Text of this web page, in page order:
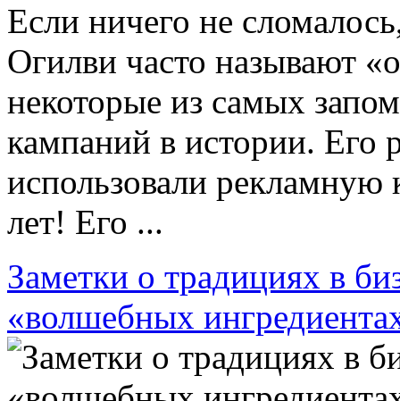
Если ничего не
Огилви часто называют
некоторые из самых
кампаний в истории. Его
использовали
лет! Его ...
Заметки о традициях в
«волшебных